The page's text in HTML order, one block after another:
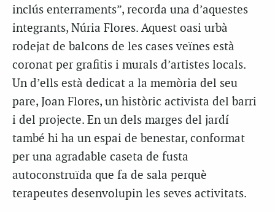
inclús enterraments”, recorda una d’aquestes
integrants, Núria Flores. Aquest oasi urbà
rodejat de balcons de les cases veïnes està
coronat per grafitis i murals d’artistes locals.
Un d’ells està dedicat a la memòria del seu
pare, Joan Flores, un històric activista del barri
i del projecte. En un dels marges del jardí
també hi ha un espai de benestar, conformat
per una agradable caseta de fusta
autoconstruïda que fa de sala perquè
terapeutes desenvolupin les seves activitats.